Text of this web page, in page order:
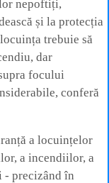
nepoftiți,
și la protecția
trebuie să
dar
focului
conferă
a locuințelor
a incendiilor, a
- precizând în